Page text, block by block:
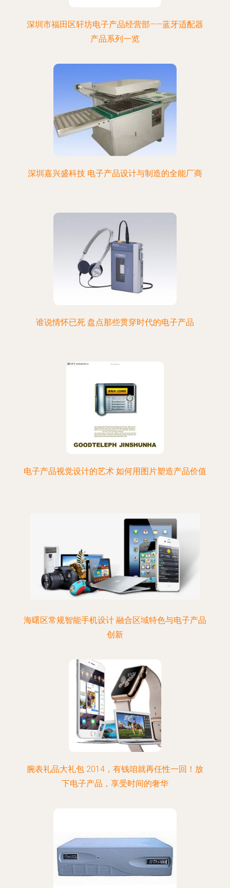
深圳市福田区轩坊电子产品经营部——蓝牙适配器
产品系列一览
深圳嘉兴盛科技 电子产品设计与制造的全能厂商
谁说情怀已死 盘点那些贯穿时代的电子产品
电子产品视觉设计的艺术 如何用图片塑造产品价值
海曙区常规智能手机设计 融合区域特色与电子产品
创新
腕表礼品大礼包 2014，有钱咱就再任性一回！放
下电子产品，享受时间的奢华